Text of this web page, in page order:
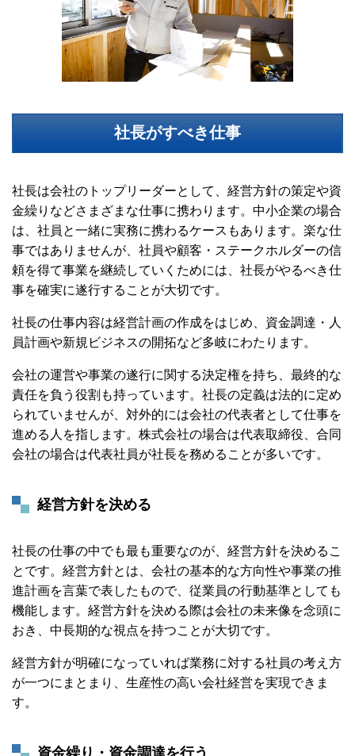
社長がすべき仕事
社長は会社のトップリーダーとして、経営方針の策定や資
金繰りなどさまざまな仕事に携わります。中小企業の場合
は、社員と一緒に実務に携わるケースもあります。楽な仕
事ではありませんが、社員や顧客・ステークホルダーの信
頼を得て事業を継続していくためには、社長がやるべき仕
事を確実に遂行することが大切です。
社長の仕事内容は経営計画の作成をはじめ、資金調達・人
員計画や新規ビジネスの開拓など多岐にわたります。
会社の運営や事業の遂行に関する決定権を持ち、最終的な
責任を負う役割も持っています。社長の定義は法的に定め
られていませんが、対外的には会社の代表者として仕事を
進める人を指します。株式会社の場合は代表取締役、合同
会社の場合は代表社員が社長を務めることが多いです。
経営方針を決める
社長の仕事の中でも最も重要なのが、経営方針を決めるこ
とです。経営方針とは、会社の基本的な方向性や事業の推
進計画を言葉で表したもので、従業員の行動基準としても
機能します。経営方針を決める際は会社の未来像を念頭に
おき、中長期的な視点を持つことが大切です。
経営方針が明確になっていれば業務に対する社員の考え方
が一つにまとまり、生産性の高い会社経営を実現できま
す。